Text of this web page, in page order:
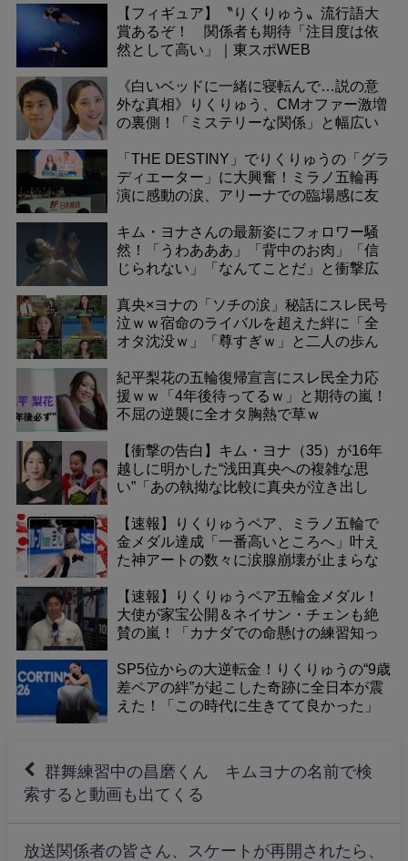
【フィギュア】〝りくりゅう〟流行語大
賞あるぞ！ 関係者も期待「注目度は依
然として高い」｜東スポWEB
《白いベッドに一緒に寝転んで…説の意
外な真相》りくりゅう、CMオファー激増
の裏側！「ミステリーな関係」と幅広い
「THE DESTINY」でりくりゅうの「グラ
ディエーター」に大興奮！ミラノ五輪再
演に感動の涙、アリーナでの臨場感に友
キム・ヨナさんの最新姿にフォロワー騒
然！「うわあああ」「背中のお肉」「信
じられない」「なんてことだ」と衝撃広
真央×ヨナの「ソチの涙」秘話にスレ民号
泣ｗｗ宿命のライバルを超えた絆に「全
オタ沈没ｗ」「尊すぎｗ」と二人の歩ん
紀平梨花の五輪復帰宣言にスレ民全力応
援ｗｗ「4年後待ってるｗ」と期待の嵐！
不屈の逆襲に全オタ胸熱で草ｗ
【衝撃の告白】キム・ヨナ（35）が16年
越しに明かした“浅田真央への複雑な思
い”「あの執拗な比較に真央が泣き出し
の結婚生活と本音！
【速報】りくりゅうペア、ミラノ五輪で
金メダル達成「一番高いところへ」叶え
た神アートの数々に涙腺崩壊が止まらな
【速報】りくりゅうペア五輪金メダル！
大使が家宝公開＆ネイサン・チェンも絶
賛の嵐！「カナダでの命懸けの練習知っ
SP5位からの大逆転金！りくりゅうの“9歳
差ペアの絆”が起こした奇跡に全日本が震
えた！「この時代に生きてて良かった」
群舞練習中の昌磨くん キムヨナの名前で検
索すると動画も出てくる
放送関係者の皆さん、スケートが再開されたら、